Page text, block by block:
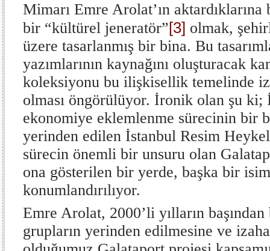
Mimarı Emre Arolat’ın
bir “kültürel jeneratör”[3] olmak,
üzere tasarlanmış bir bina. Bu
yazımlarının kaynağını oluşturacak
koleksiyonu bu ilişkisellik temelinde
olması öngörülüyor. İronik olan şu ki;
ekonomiye eklemlenme sürecinin bir
yerinden edilen İstanbul Resim
sürecin önemli bir unsuru olan
ona gösterilen bir yerde, başka bir
konumlandırılıyor.
Emre Arolat, 2000’li yılların
grupların yerinden edilmesine ve